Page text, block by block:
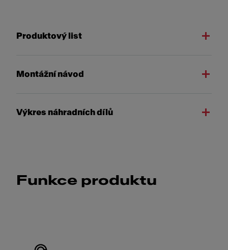
Produktový list
Montážní návod
Výkres náhradních dílů
Funkce produktu